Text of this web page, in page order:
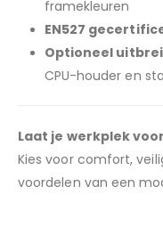
framekleuren
EN527
Optioneel
CPU-houder en
Laat je werkplek
Kies voor comfort,
voordelen van een